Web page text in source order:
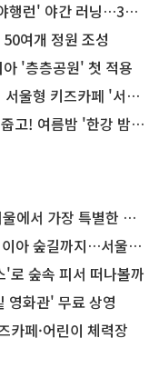
간 러닝…300명 모집
여개 정원 조성
'층층공원' 첫 적용
카페 '서울가족플라자점'
름밤 '한강 밤마실 줍깅'
특별한 편의점의 정체
까지…서울둘레길 15코스
로 숲속 피서 떠나볼까
영화관' 무료 상영
카페·어린이 체력장